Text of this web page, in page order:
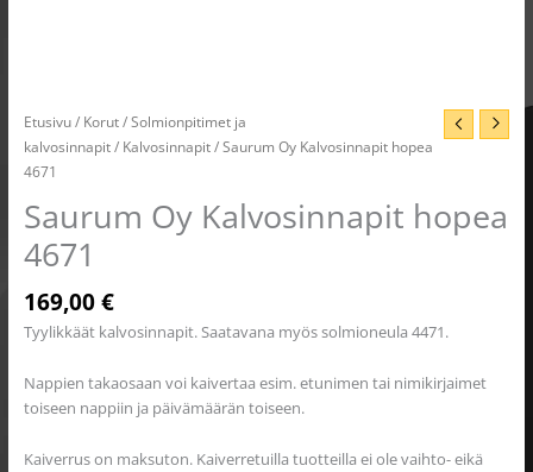
Etusivu/ Korut/Solmionpitimet ja
kalvosinnapit/ Kalvosinnapit/ Saurum Oy Kalvosinnapit hopea
4671
Saurum Oy Kalvosinnapit hopea
4671
169,00€
Tyylikkäät kalvosinnapit. Saatavana myös solmioneula 4471.
Nappien takaosaan voi kaivertaa esim. etunimen tai nimikirjaimet
toiseen nappiin ja päivämäärän toiseen.
Kaiverrus on maksuton. Kaiverretuilla tuotteilla ei ole vaihto- eikä